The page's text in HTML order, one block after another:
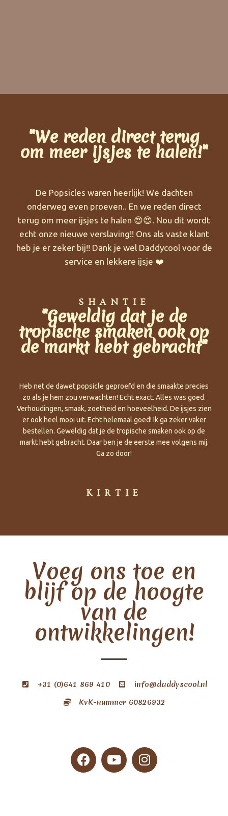
"We reden direct terug
om meer ijsjes te halen!"
De Popsicles waren heerlijk! We dachten
onderweg even proeven.. En we reden direct
terug om meer ijsjes te halen 😍😍. Nou dit wordt
echt onze nieuwe verslaving!! Ons als vaste klant
heb je er zeker bij!! Dank je wel Daddycool voor de
service en lekkere ijsje ❤️
SHANTIE
"Geweldig dat je de
tropische smaken ook op
de markt hebt gebracht"
Heb net de dawet popsicle geproefd en die smaakte precies
zo als je hem zou verwachten! Echt exact. Alles was goed.
Verhoudingen, smaak, zoetheid en hoeveelheid. De ijsjes zien
er ook heel mooi uit. Echt helemaal goed! Ik ga zeker vaker
bestellen. Geweldig dat je de tropische smaken ook op de
markt hebt gebracht. Daar ben je de eerste mee volgens mij.
Ga zo door!
KIRTIE
Voeg ons toe en
blijf op de hoogte
van de
ontwikkelingen!
+31 (0)641 869 410
info@daddyscool.nl
KvK-nummer 60826932